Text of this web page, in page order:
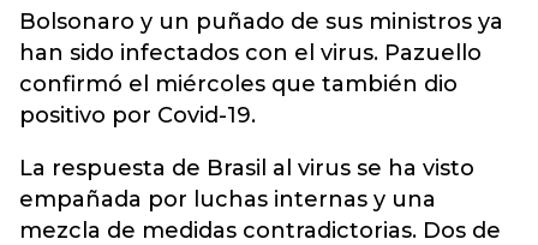
Bolsonaro y un puñado de sus ministros ya
han sido infectados con el virus. Pazuello
confirmó el miércoles que también dio
positivo por Covid-19.
La respuesta de Brasil al virus se ha visto
empañada por luchas internas y una
mezcla de medidas contradictorias. Dos de